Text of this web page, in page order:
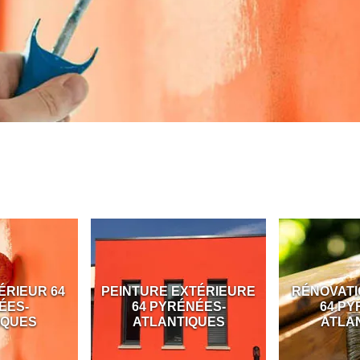
64
PEINTURE EXTÉRIEURE
64 PYRÉNÉES-
ATLANTIQUES
64